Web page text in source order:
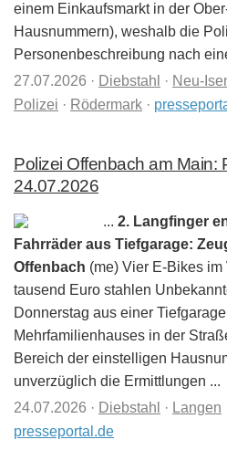
einem Einkaufsmarkt in der
Hausnummern), weshalb die
Personenbeschreibung nach
27.07.2026 · Diebstahl · Neu-
Polizei · Rödermark ·
Polizei Offenbach am Main:
24.07.2026
... 2. Langfinger
Fahrräder aus Tiefgarage:
Offenbach (me) Vier E-Bikes im
tausend Euro stahlen
Donnerstag aus einer
Mehrfamilienhauses in der
Bereich der einstelligen
unverzüglich die Ermittlungen ...
24.07.2026 · Diebstahl · Langen
presseportal.de